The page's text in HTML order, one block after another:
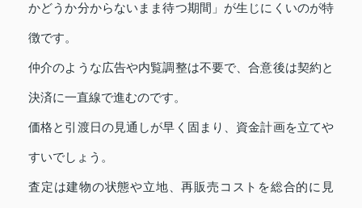
かどうか分からないまま待つ期間」が生じにくいのが特
徴です。
仲介のような広告や内覧調整は不要で、合意後は契約と
決済に一直線で進むのです。
価格と引渡日の見通しが早く固まり、資金計画を立てや
すいでしょう。
査定は建物の状態や立地、再販売コストを総合的に見